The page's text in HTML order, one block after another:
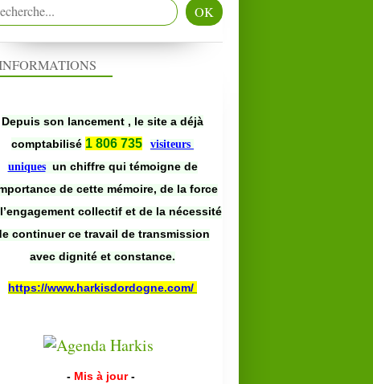
Depuis son lancement , le site a déjà
comptabilisé 1 806 735
visiteurs
uniques un chiffre qui témoigne de
de cette mémoire, de la force
collectif et de la nécessité
continuer ce travail de transmission
avec dignité et constance.
https://www.harkisdordogne.com/
- Mis à jour -